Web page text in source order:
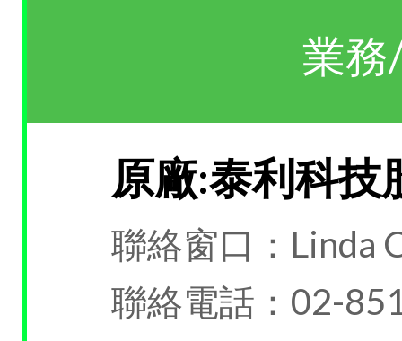
業務
原廠:泰利科技
聯絡窗口：Linda
聯絡電話：02-